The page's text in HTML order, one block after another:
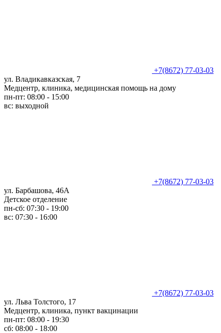
+7(8672) 77-03-03
ул. Владикавказская, 7
Медцентр, клиника, медицинская помощь на дому
пн-пт: 08:00 - 15:00
вс: выходной
+7(8672) 77-03-03
ул. Барбашова, 46А
Детское отделение
пн-сб: 07:30 - 19:00
вс: 07:30 - 16:00
+7(8672) 77-03-03
ул. Льва Толстого, 17
Медцентр, клиника, пункт вакцинации
пн-пт: 08:00 - 19:30
сб: 08:00 - 18:00